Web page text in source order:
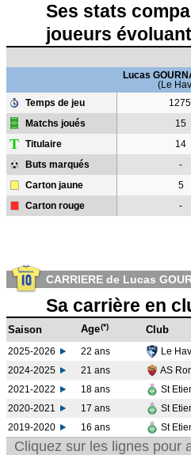
Ses stats
joueurs
Lucas
(Le
Temps de jeu
Matchs joués 15
T Titulaire 14
Buts marqués -
Carton jaune 5
Carton rouge -
CARRIERE de Lucas
Sa carrière en
Saison Age(*) Club
2025-2026 22 ans Le
2024-2025
21 ans AS
2021-2022
18 ans St
2020-2021
17 ans St
2019-2020
16 ans St
Cliquez sur les lignes pour